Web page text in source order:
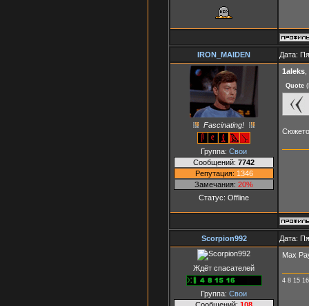
IRON_MAIDEN Дата:
Fascinating!
Группа: Свои
Сообщений: 7742
Репутация: 1346
Замечания: 20%
Статус: Offline
1aleks
Quote (
Scorpion992 Дата:
Ждёт спасателей
Группа: Свои
Max
4 8 15